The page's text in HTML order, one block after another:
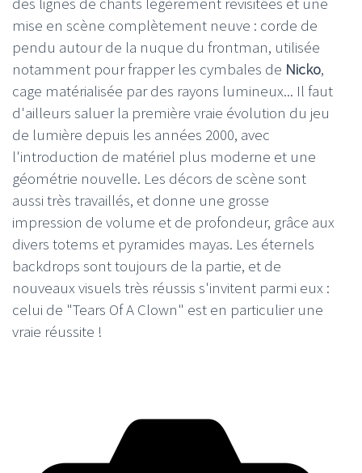
mise en scène complètement neuve : corde de
pendu autour de la nuque du frontman, utilisée
notamment pour frapper les cymbales de Nicko,
cage matérialisée par des rayons lumineux... Il faut
d'ailleurs saluer la première vraie évolution du jeu
de lumière depuis les années 2000, avec
l'introduction de matériel plus moderne et une
géométrie nouvelle. Les décors de scène sont
aussi très travaillés, et donne une grosse
impression de volume et de profondeur, grâce aux
divers totems et pyramides mayas. Les éternels
backdrops sont toujours de la partie, et de
nouveaux visuels très réussis s'invitent parmi eux :
celui de "Tears Of A Clown" est en particulier une
vraie réussite !